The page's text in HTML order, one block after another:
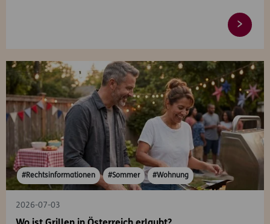
#Rechtsinformationen #Sommer #Wohnung
2026-07-03